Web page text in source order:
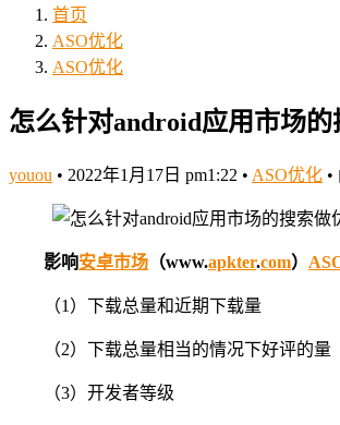
首页
ASO优化
ASO优化
怎么针对android应用市场的
youou • 2022年1月17日 pm1:22 • ASO优化 •
影响安卓市场 （www.apkter.com）
（1）下载总量和近期下载量
（2）下载总量相当的情况下好评的量
（3）开发者等级